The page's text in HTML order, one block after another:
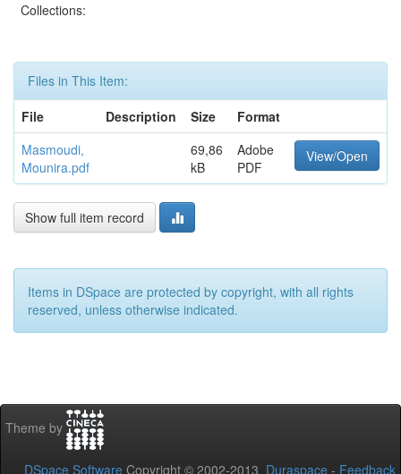
Collections:
Files in This Item:
File
Description Size
Format
Masmoudi,
Mounira.pdf
69,86
kB
Adobe
PDF
View/Open
Show full item record
Items in DSpace are protected by copyright, with all rights
reserved, unless otherwise indicated.
Theme by
DSpace Software Copyright © 2002-2013 Duraspace - Feedback